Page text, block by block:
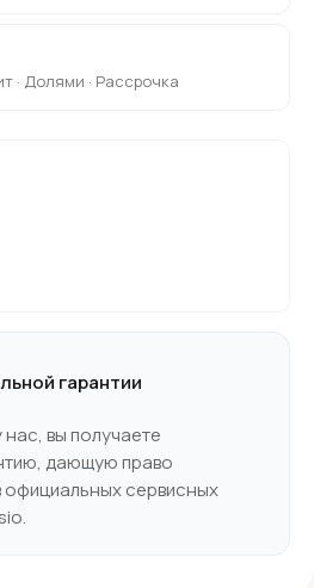
· Долями · Рассрочка
гарантии
вы получаете
дающую право
официальных сервисных